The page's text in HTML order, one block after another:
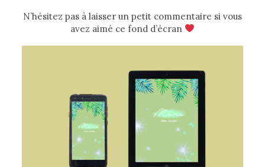
N’hésitez pas à laisser un petit commentaire si vous
avez aimé ce fond d’écran